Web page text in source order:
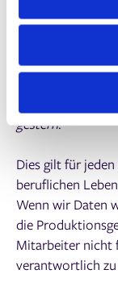
5. Messen
TIPP: Wieder
nicht viel von
gestern.“
Dies gilt für
beruflichen
Wenn wir Daten
die
Mitarbeiter nicht
verantwortlich